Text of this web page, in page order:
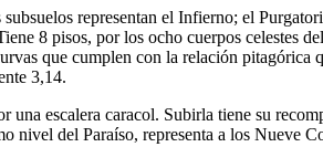
representan el Infierno; el
8 pisos, por los ocho cuerpos celestes
que cumplen con la relación
3,14.
una escalera caracol. Subirla tiene su
nivel del Paraíso, representa a los Nueve